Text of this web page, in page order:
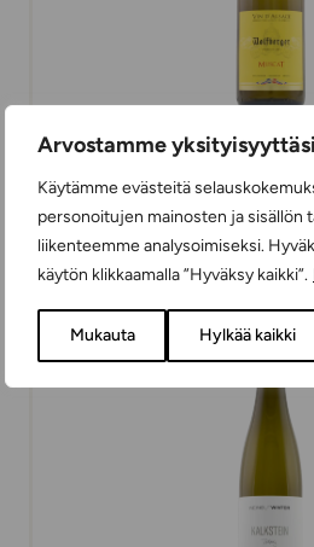
Arvostamme yksityisyyttäsi
Käytämme evästeitä
personoitujen mainosten ja sisällön
liikenteemme analysoimiseksi.
käytön klikkaamalla ”Hyväksy kaikki”.
Mukauta Hylkää kaikki
Wolfberger
KUIVA
75 cl